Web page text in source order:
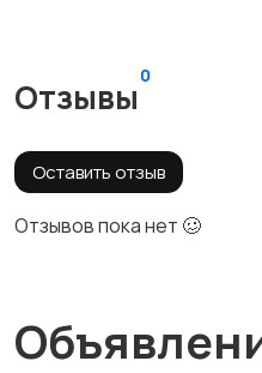
Отзывы
0
Оставить отзыв
Отзывов пока нет 🥴